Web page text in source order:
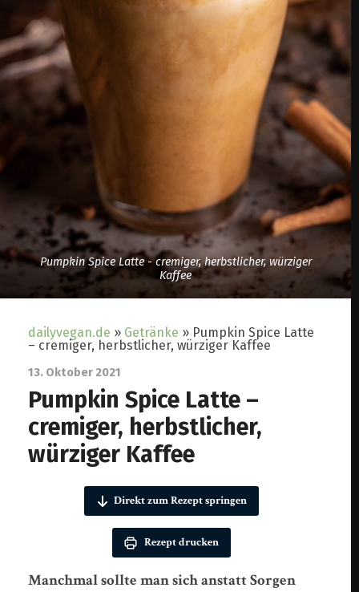
Pumpkin Spice Latte - cremiger, herbstlicher, würziger
Kaffee
dailyvegan.de » Getränke » Pumpkin Spice Latte
– cremiger, herbstlicher, würziger Kaffee
13. Oktober 2021
Pumpkin Spice Latte –
cremiger, herbstlicher,
würziger Kaffee
Direkt zum Rezept springen
Rezept drucken
Manchmal sollte man sich anstatt Sorgen